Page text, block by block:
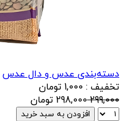
دسته‌بندی عدس و دال عدس
تخفیف : 1,000 تومان
299,000
298,000 تومان
افزودن به سبد خرید